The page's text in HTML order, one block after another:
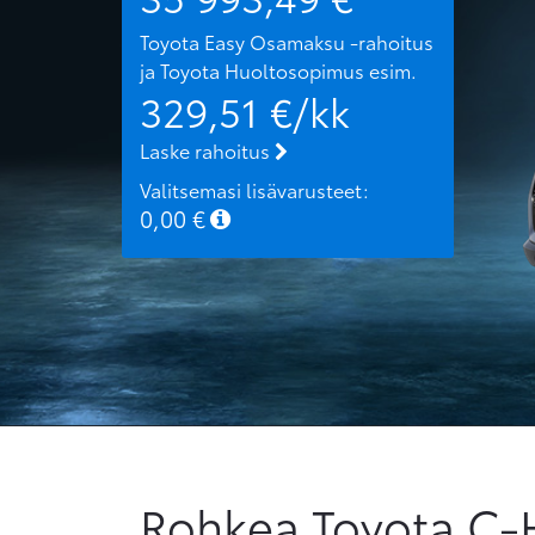
Toyota Easy Osamaksu -rahoitus
ja Toyota Huoltosopimus esim.
329,51 €/kk
Laske rahoitus
Valitsemasi lisävarusteet:
0,00 €